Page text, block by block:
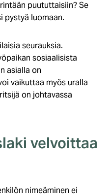
puututtaisiin? Se
pystyä luomaan.
seurauksia.
sosiaalisista
asialla on
vaikuttaa myös uralla
on johtavassa
velvoittaa
nimeäminen ei